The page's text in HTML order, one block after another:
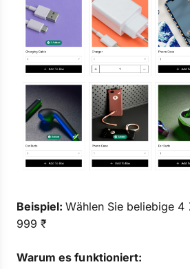
Beispiel:Wählen Sie beliebige 4
999 ₹
Warum es funktioniert: